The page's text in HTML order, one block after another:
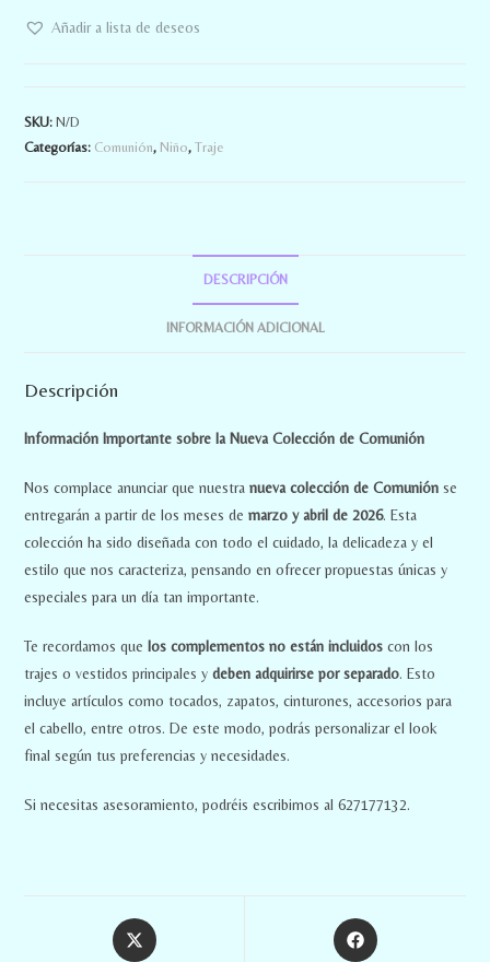
Añadir a lista de deseos
SKU:N/D
Categorías: Comunión, Niño,Traje
DESCRIPCIÓN
INFORMACIÓN ADICIONAL
Descripción
Información Importante sobre la Nueva Colección de Comunión
Nos complace anunciar que nuestranueva colección de Comunión se
entregarán a partir de los meses demarzo y abril de 2026. Esta
colección ha sido diseñada con todo el cuidado, la delicadeza y el
estilo que nos caracteriza, pensando en ofrecer propuestas únicas y
especiales para un día tan importante.
Te recordamos que los complementos no están incluidos con los
trajes o vestidos principales ydeben adquirirse por separado. Esto
incluye artículos como tocados, zapatos, cinturones, accesorios para
el cabello, entre otros. De este modo, podrás personalizar el look
final según tus preferencias y necesidades.
Si necesitas asesoramiento, podréis escribirnos al 627177132.